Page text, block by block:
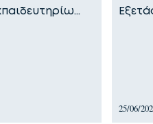
25/06/